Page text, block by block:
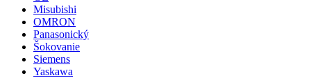
Misubishi
OMRON
Panasonický
Šokovanie
Siemens
Yaskawa